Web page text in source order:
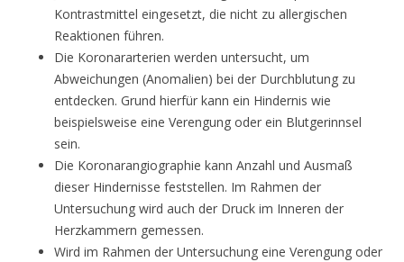
Kontrastmittel eingesetzt, die nicht zu allergischen
Reaktionen führen.
Die Koronararterien werden untersucht, um
Abweichungen (Anomalien) bei der Durchblutung zu
entdecken. Grund hierfür kann ein Hindernis wie
beispielsweise eine Verengung oder ein Blutgerinnsel
sein.
Die Koronarangiographie kann Anzahl und Ausmaß
dieser Hindernisse feststellen. Im Rahmen der
Untersuchung wird auch der Druck im Inneren der
Herzkammern gemessen.
Wird im Rahmen der Untersuchung eine Verengung oder